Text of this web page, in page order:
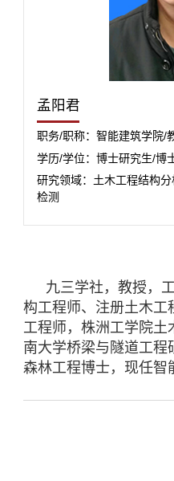
孟阳君
职务/职称：智能建筑学院/
学历/学位：博士研究生/博
研究领域：土木工程结构
检测
九三学社，教授，
构工程师、注册土木工
工程师，株洲工学院土
南大学桥梁与隧道工程
森林工程博士，现任智